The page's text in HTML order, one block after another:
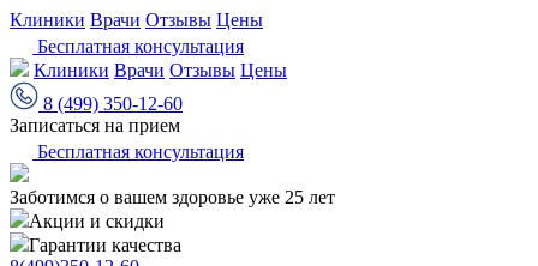
Клиники Врачи Отзывы Цены
Бесплатная консультация
Клиники Врачи Отзывы Цены
8 (499) 350-12-60
Записаться на прием
Бесплатная консультация
Заботимся о вашем здоровье уже 25 лет
Акции и скидки
Гарантии качества